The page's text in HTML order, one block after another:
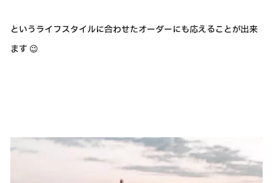
というライフスタイルに合わせたオーダーにも応えることが出来
ます 😉